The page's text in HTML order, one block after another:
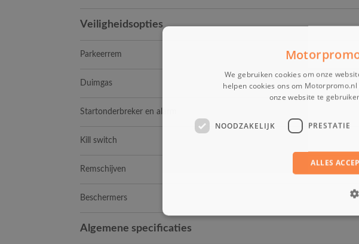
Veiligheidsopties
Parkeerrem
Duimgas
Startonderbreker en alarm
Kill switch
Remschijven
Beschermers
Algemene specificaties
We gebruiken cookies om onze
helpen cookies ons om
onze website te
NOODZAKELIJK PRESTATIE
ALLES